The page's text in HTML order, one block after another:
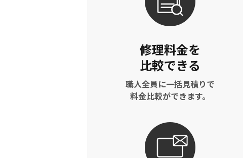
修理料金を
比較できる
職人全員に一括見積りで
料金比較ができます。